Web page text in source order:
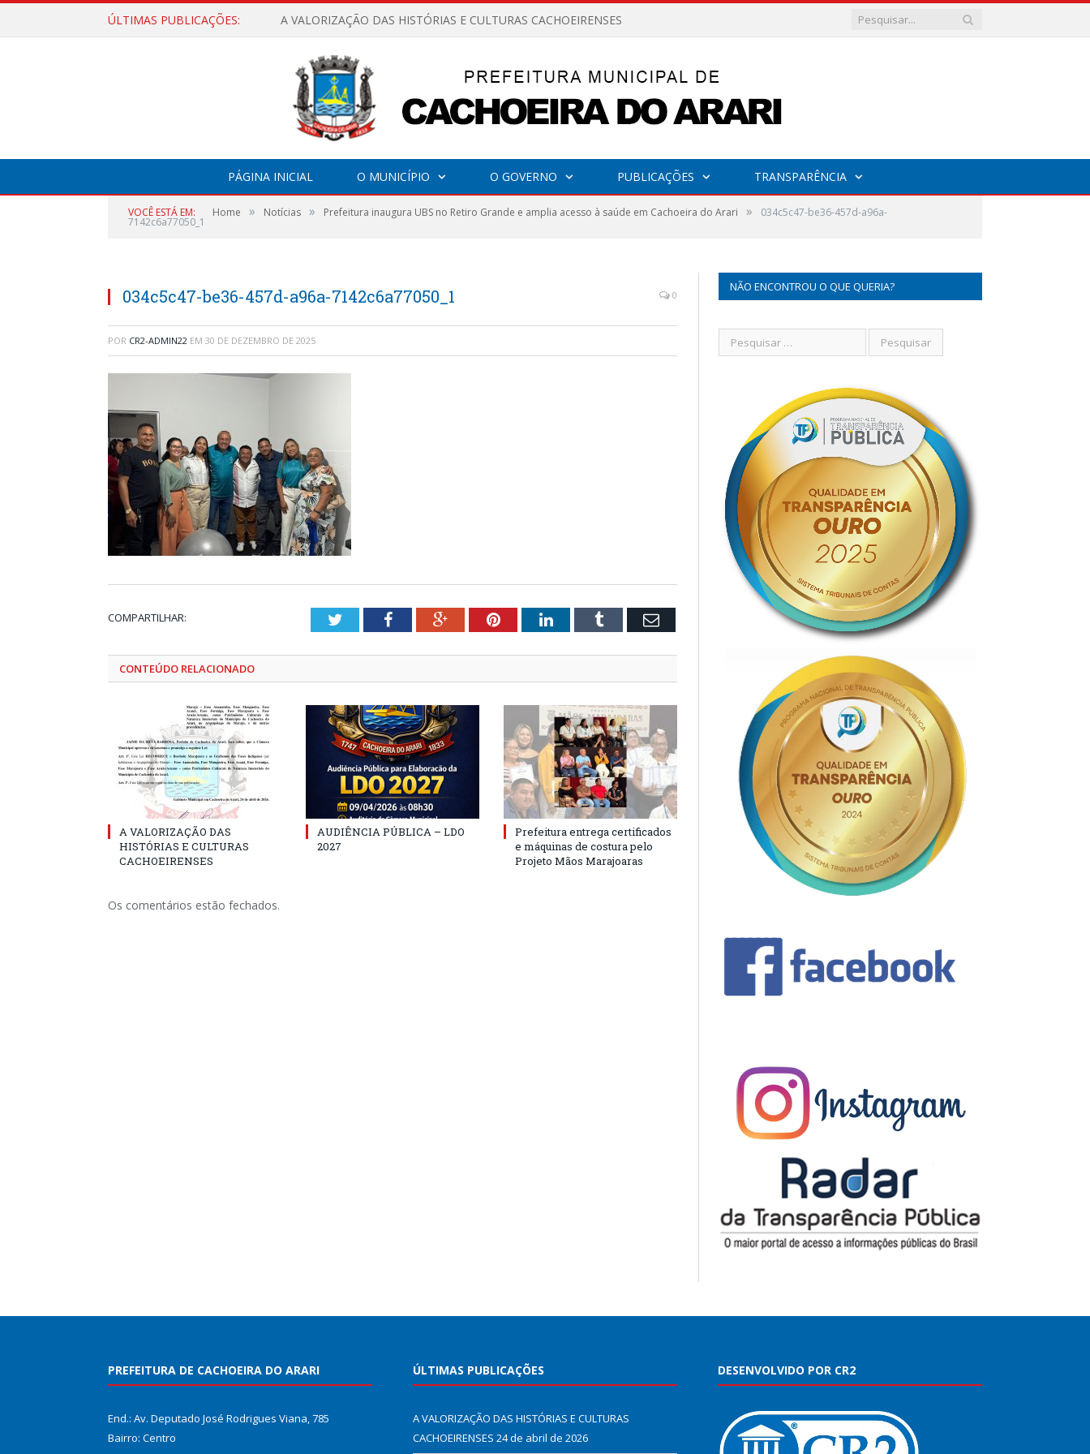
ÚLTIMAS PUBLICAÇÕES: A VALORIZAÇÃO DAS HISTÓRIAS E CULTURAS CACHOEIRENSES
PÁGINA INICIAL O MUNICÍPIO O GOVERNO PUBLICAÇÕES TRANSPARÊNCIA
VOCÊ ESTÁ EM: Home » Notícias » Prefeitura inaugura UBS no Retiro Grande e amplia acesso à saúde em Cachoeira do Arari » 034c5c47-be36-457d-a96a-
7142c6a77050_1
034c5c47-be36-457d-a96a-7142c6a77050_1 0
POR CR2-ADMIN22 EM 30 DE DEZEMBRO DE 2025
COMPARTILHAR: TwitterFacebookGoogle+PinterestLinkedInTumblr Email
CONTEÚDO RELACIONADO
A VALORIZAÇÃO DAS
HISTÓRIAS E CULTURAS
CACHOEIRENSES
AUDIÊNCIA PÚBLICA – LDO
2027
Prefeitura entrega certificados
e máquinas de costura pelo
Projeto Mãos Marajoaras
Os comentários estão fechados.
NÃO ENCONTROU O QUE QUERIA?
PREFEITURA DE CACHOEIRA DO ARARI
End.: Av. Deputado José Rodrigues Viana, 785
Bairro: Centro
ÚLTIMAS PUBLICAÇÕES
A VALORIZAÇÃO DAS HISTÓRIAS E CULTURAS
CACHOEIRENSES 24 de abril de 2026
DESENVOLVIDO POR CR2